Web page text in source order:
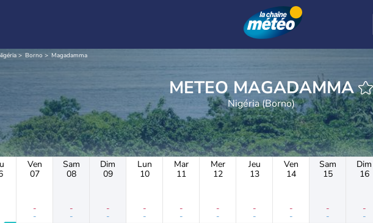
Borno Magadamma
METEO MAGADAMMA
Nigéria (Borno)
Ven
07
-
-
Sam
08
-
-
Dim
09
-
-
Lun
10
-
-
Mar
11
-
-
Mer
12
-
-
Jeu
13
-
-
Ven
14
-
-
Sam
15
-
-
Dim
16
-
-